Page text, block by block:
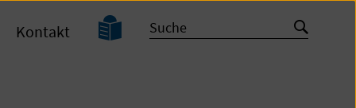
Kontakt
Leichte
Sprache
Suche
Suche
starten